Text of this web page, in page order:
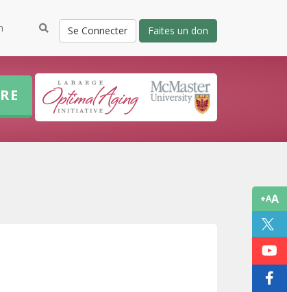
Se Connecter Faites un don
+AA